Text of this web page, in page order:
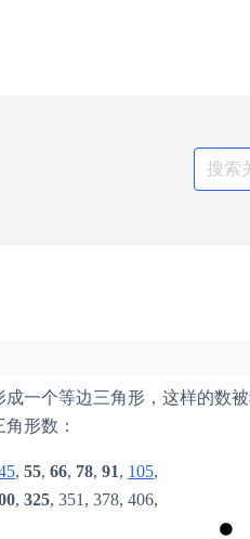
Search
for:
一个等边三角形，这样的数
角形数：
,55,66, 78,91, 105,
,325, 351, 378, 406,